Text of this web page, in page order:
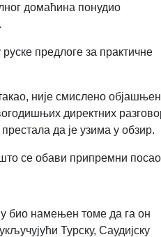
домаћина понудио
предлоге за практичне
није смислено
директних
да је узима у обзир.
се обави припремни
био намењен томе да га он
Турску, Саудијску